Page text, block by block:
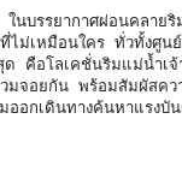
รยากาศผ่อนคลายริม
ไม่เหมือนใคร ทั่วทั้งศูน
คือโลเคชั่นริมแม่น้ำเ
จอยกัน พร้อมสัมผัสคว
ออกเดินทางค้นหาแรงบั